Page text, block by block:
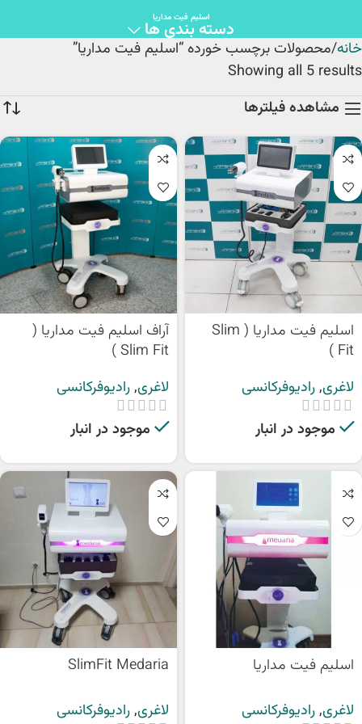
اسلیم فیت مداریا
دسته بندی ها
خانه محصولات برچسب خورده “اسلیم فیت مداریا”
Showing all 5 results
مشاهده فیلترها
اسلیم فیت مداریا ( Slim
Fit )
لاغری,رادیوفرکانسی
موجود در انبار
آراف اسلیم فیت مداریا (
Slim Fit )
لاغری,رادیوفرکانسی
موجود در انبار
اسلیم فیت مداریا
لاغری,رادیوفرکانسی
SlimFit Medaria
لاغری,رادیوفرکانسی